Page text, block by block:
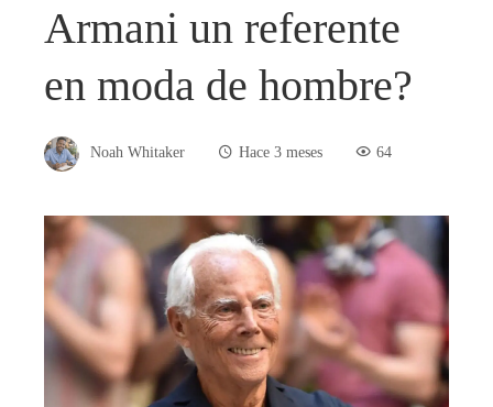
Armani un referente
en moda de hombre?
Noah Whitaker Hace 3 meses 64